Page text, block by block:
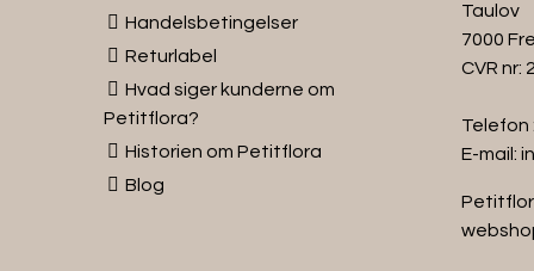
Handelsbetingelser
Returlabel
Hvad siger kunderne om
Petitflora?
Historien om Petitflora
Blog
Taulov
7000
CVR nr:
Telefon :
E-mail: